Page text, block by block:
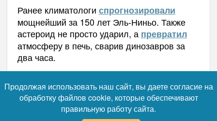
Ранее климатологи спрогнозировали
мощнейший за 150 лет Эль-Ниньо. Также
астероид не просто ударил, а превратил
атмосферу в печь, сварив динозавров за
два часа.
Читайте нас в телеграм
Продолжая использовать наш сайт, вы даете согласие на
обработку файлов cookie, которые обеспечивают
правильную работу сайта.